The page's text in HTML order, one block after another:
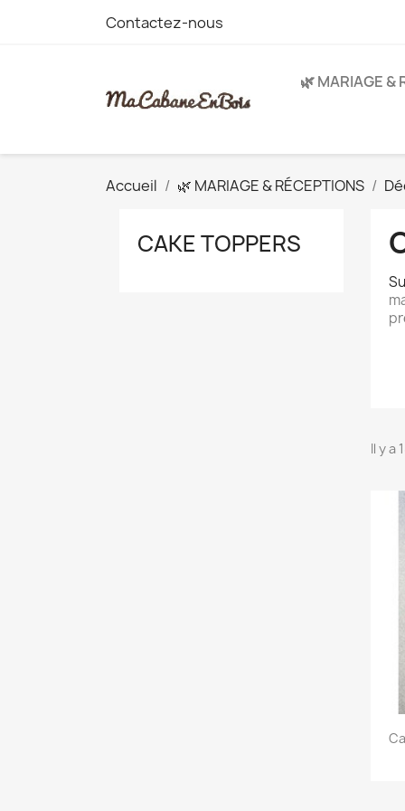
Contactez-nous
🌿 MARIAGE &
Accueil 🌿 MARIAGE & RÉCEPTIONS
CAKE TOPPERS
Il y a